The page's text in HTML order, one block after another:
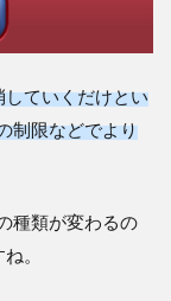
ていくだけとい
制限などでより
種類が変わるの
。